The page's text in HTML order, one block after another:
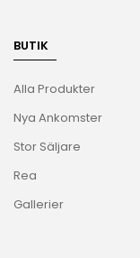
BUTIK
Alla Produkter
Nya Ankomster
Stor Säljare
Rea
Gallerier